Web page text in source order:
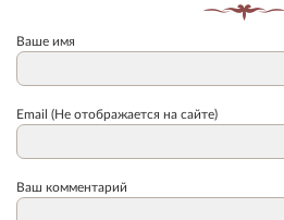
Ваше имя
Email (Не отображается на сайте)
Ваш комментарий